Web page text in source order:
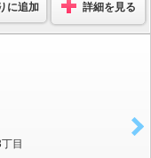
に追加 詳細を見る
目